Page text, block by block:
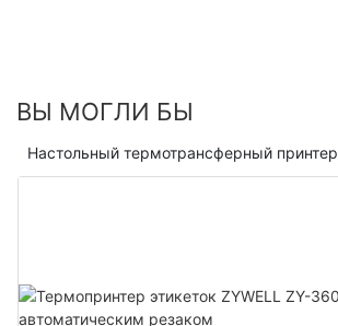
ВЫ МОГЛИ БЫ
Настольный термотрансферный принтер